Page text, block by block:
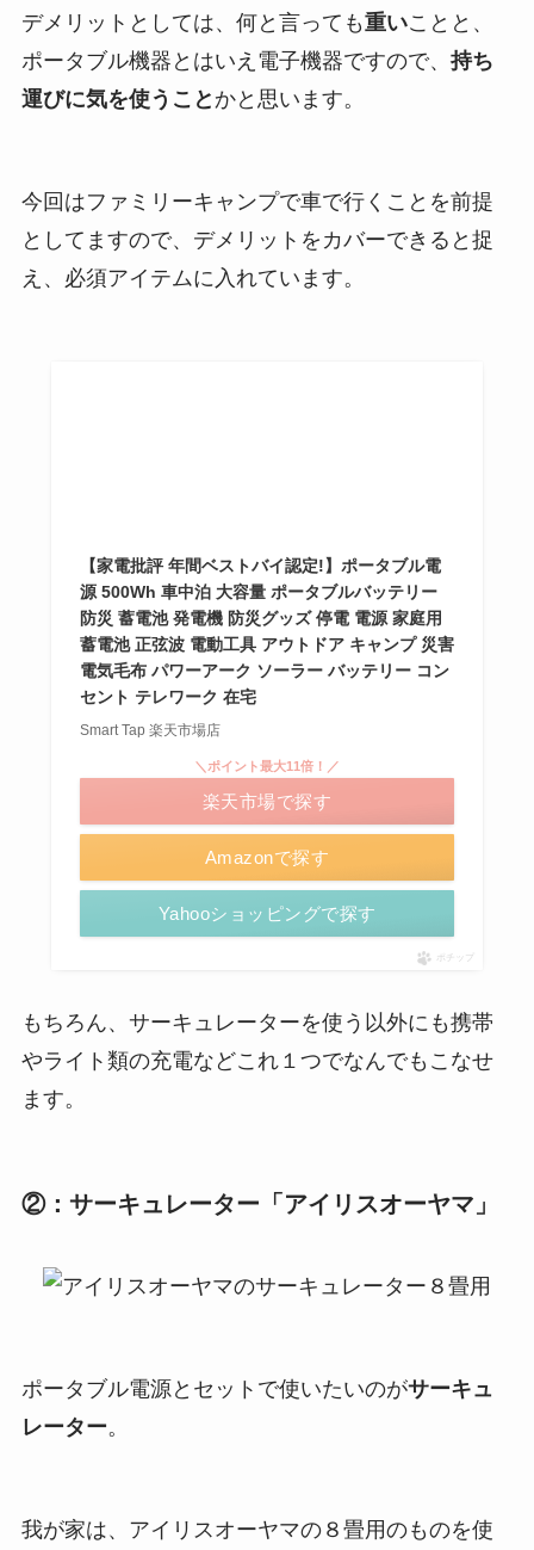
デメリットとしては、何と言っても重いことと、
ポータブル機器とはいえ電子機器ですので、 持ち
運びに気を使うこと かと思います。
今回はファミリーキャンプで車で行くことを前提
としてますので、デメリットをカバーできると捉
え、必須アイテムに入れています。
【家電批評 年間ベストバイ認定!】ポータブル電
源 500Wh 車中泊 大容量 ポータブルバッテリー
防災 蓄電池 発電機 防災グッズ 停電 電源 家庭用
蓄電池 正弦波 電動工具 アウトドア キャンプ 災害
電気毛布 パワーアーク ソーラー バッテリー コン
セント テレワーク 在宅
Smart Tap 楽天市場店
Amazonで探す
＼ポイント最大11倍！／
楽天市場で探す
Yahooショッピングで探す
ポチップ
もちろん、サーキュレーターを使う以外にも携帯
やライト類の充電などこれ１つでなんでもこなせ
ます。
②：サーキュレーター「アイリスオーヤマ」
ポータブル電源とセットで使いたいのがサーキュ
レーター。
我が家は、アイリスオーヤマの８畳用のものを使